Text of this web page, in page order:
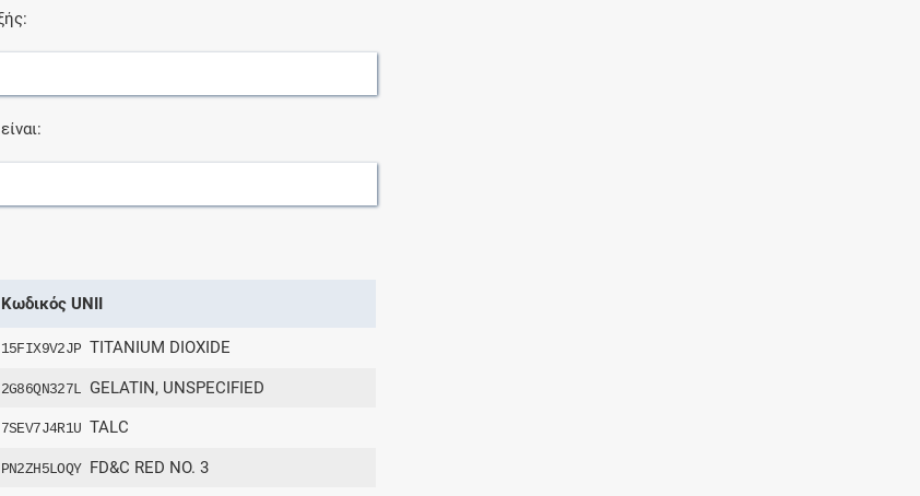
Κωδικός UNII
15FIX9V2JP TITANIUM DIOXIDE
2G86QN327L GELATIN, UNSPECIFIED
7SEV7J4R1U TALC
PN2ZH5LOQY FD&C RED NO. 3